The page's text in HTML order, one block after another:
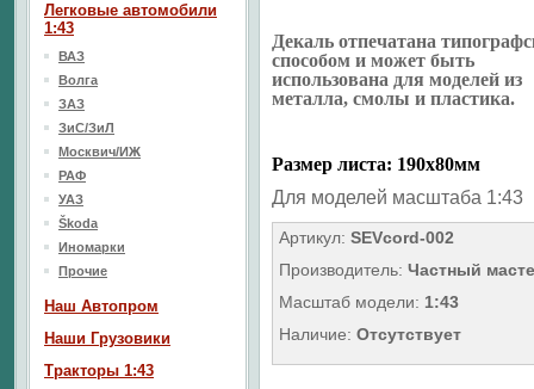
Декаль отпечатана
способом и может быть
использована для моделей из
металла, смолы и пластика.
Размер листа: 190х80мм
Для моделей масштаба 1:43
Артикул: SEVcord-002
Производитель: Частный
Масштаб модели: 1:43
Наличие: Отсутствует
Легковые автомобили
1:43
ВАЗ
Волга
ЗАЗ
ЗиС/ЗиЛ
Москвич/ИЖ
РАФ
УАЗ
Škoda
Иномарки
Прочие
Наш Aвтопром
Наши Грузовики
Тракторы 1:43